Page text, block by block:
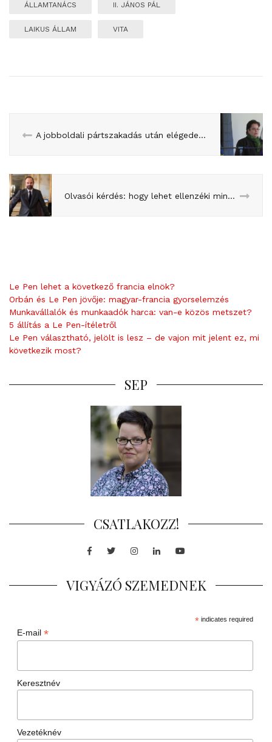
ÁLLAMTANÁCS II. JÁNOS PÁL
LAIKUS ÁLLAM VITA
A jobboldali pártszakadás után elégedetten dőlhet hátra Macron
Olvasói kérdés: hogy lehet ellenzéki miniszterelnöke Franciaországnak?
Le Pen lehet a következő francia elnök?
Orbán és Le Pen jövője: magyar-francia gyorselemzés
Munkavállalók és munkaadók harca: van-e közös metszet?
5 állítás a Le Pen-ítéletről
Le Pen választható, jelölt is lesz – de vajon mit jelent ez, mi
következik most?
SEP
CSATLAKOZZ!
Facebook
TwitterInstagram
LinkedInYoutube
VIGYÁZÓ SZEMEDNEK
*indicates required
E-mail *
Keresztnév
Vezetéknév